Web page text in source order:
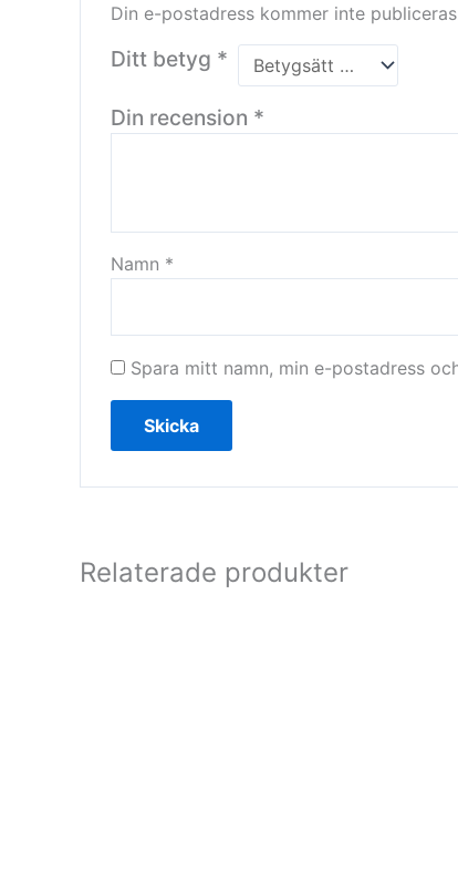
Din e-postadress kommer inte
Ditt betyg *
Din recension *
Namn *
Spara mitt namn, min e-postadress
Relaterade produkter